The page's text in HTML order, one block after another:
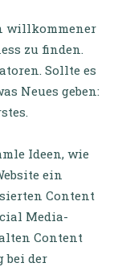
willkommener
zu finden.
Sollte es
Neues geben:
Ideen, wie
ein
Content
Media-
Content
bei der